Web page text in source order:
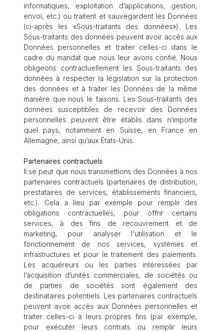
informatiques, exploitation d’applications, gestion,
envoi, etc.) ou traitent et sauvegardent les Données
(ci-après les «Sous-traitants des données»). Les
Sous-traitants des données peuvent avoir accès aux
Données personnelles et traiter celles-ci dans le
cadre du mandat que nous leur avons confié. Nous
obligeons contractuellement les Sous-traitants des
données à respecter la législation sur la protection
des données et à traiter les Données de la même
manière que nous le faisons. Les Sous-traitants des
données susceptibles de recevoir des Données
personnelles peuvent être établis dans n’importe
quel pays, notamment en Suisse, en France en
Allemagne, ainsi qu’aux États-Unis.
Partenaires contractuels
Il se peut que nous transmettions des Données à nos
partenaires contractuels (partenaires de distribution,
prestataires de services, établissements financiers,
etc.). Cela a lieu par exemple pour remplir des
obligations contractuelles, pour offrir certains
services, à des fins de recouvrement et de
marketing, pour analyser l'utilisation et le
fonctionnement de nos services, systèmes et
infrastructures et pour le traitement des paiements.
Les acquéreurs ou les parties intéressées par
l‘acquisition d’unités commerciales, de sociétés ou
de parties de sociétés sont également des
destinataires potentiels. Les partenaires contractuels
peuvent avoir accès aux Données personnelles et
traiter celles-ci à leurs propres fins (par exemple,
pour exécuter leurs contrats ou remplir leurs